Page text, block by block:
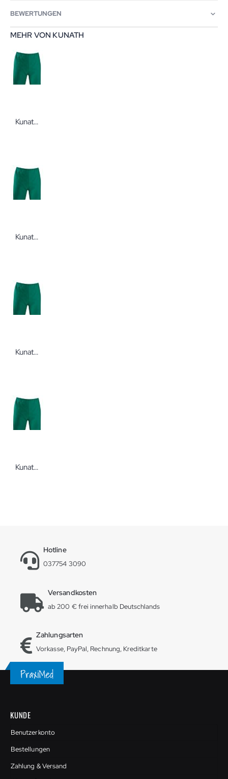
BEWERTUNGEN
MEHR VON KUNATH
Kunath Hose Ohorn Größe I / S forstgrün Mischgewebe
Kunath Hose Ohorn Größe 0 / XS forstgrün Mischgewebe
Kunath Hose Ohorn Größe V / XXL forstgrün Mischgewebe
Kunath Hose Ohorn Größe III / L forstgrün Mischgewebe
Hotline
037754 3090
Versandkosten
ab 200 € frei innerhalb Deutschlands
Zahlungsarten
Vorkasse, PayPal, Rechnung, Kreditkarte
KUNDE
Benutzerkonto
Bestellungen
Zahlung & Versand